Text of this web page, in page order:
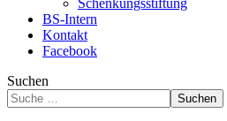
Schenkungsstiftung
BS-Intern
Kontakt
Facebook
Suchen
Suchen